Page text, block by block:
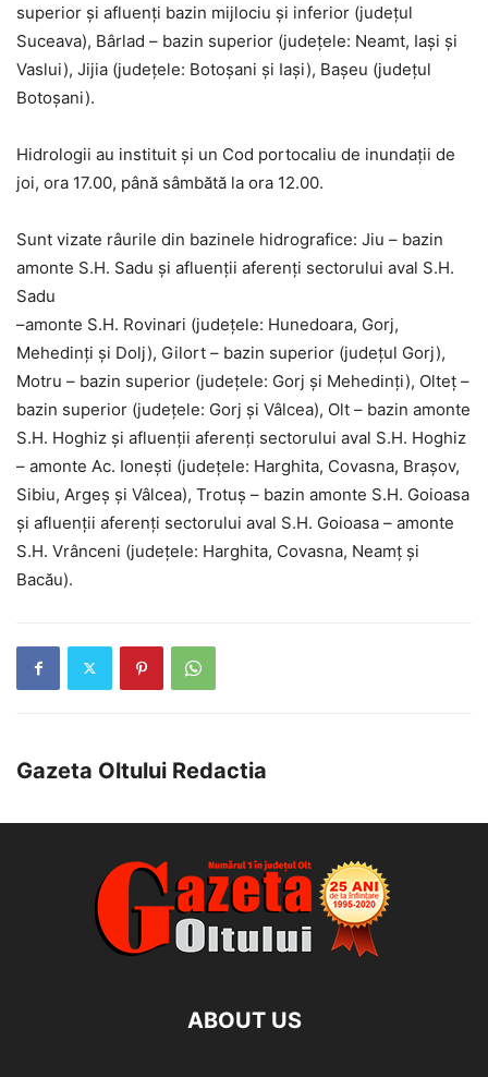
superior şi afluenţi bazin mijlociu şi inferior (judeţul
Suceava), Bârlad – bazin superior (judeţele: Neamt, Iaşi şi
Vaslui), Jijia (judeţele: Botoşani şi Iaşi), Başeu (judeţul
Botoşani).
Hidrologii au instituit și un Cod portocaliu de inundații de
joi, ora 17.00, până sâmbătă la ora 12.00.
Sunt vizate râurile din bazinele hidrografice: Jiu – bazin
amonte S.H. Sadu şi afluenţii aferenţi sectorului aval S.H.
Sadu
–amonte S.H. Rovinari (judeţele: Hunedoara, Gorj,
Mehedinţi şi Dolj), Gilort – bazin superior (judeţul Gorj),
Motru – bazin superior (judeţele: Gorj şi Mehedinţi), Olteţ –
bazin superior (judeţele: Gorj şi Vâlcea), Olt – bazin amonte
S.H. Hoghiz şi afluenţii aferenţi sectorului aval S.H. Hoghiz
– amonte Ac. Ioneşti (judeţele: Harghita, Covasna, Braşov,
Sibiu, Argeş şi Vâlcea), Trotuş – bazin amonte S.H. Goioasa
şi afluenţii aferenţi sectorului aval S.H. Goioasa – amonte
S.H. Vrânceni (judeţele: Harghita, Covasna, Neamţ şi
Bacău).
Gazeta Oltului Redactia
ABOUT US